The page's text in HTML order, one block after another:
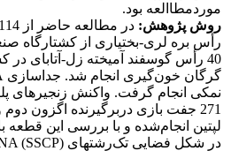
موردمطاالعه بود.
روش پژوهش:
رأس بره لری-بختیاری از کشتارگاه
40 رأس گوسفند آمیخته زل-آتابای
نمکی انجام گرفت. واکنش زنجیره­ای
271 جفت بازی دربرگیرنده اگزون
لپتین انجام‌شده و با بررسی این قطعه